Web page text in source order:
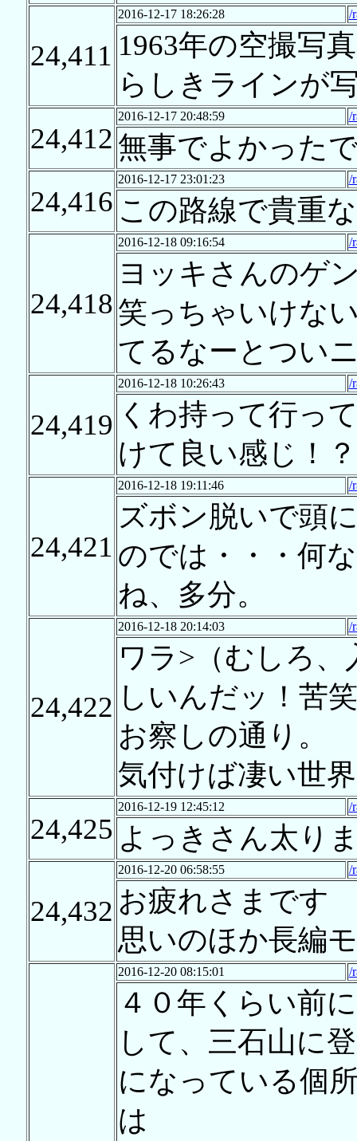
24,411
2016-12-17 18:26:28 /
1963年の空撮写
らしきラインが
24,412
2016-12-17 20:48:59 /
無事でよかった
24,416
2016-12-17 23:01:23 /
この路線で貴重
24,418
2016-12-18 09:16:54 /
ヨッキさんのゲ
笑っちゃいけな
てるなーとつい
24,419
2016-12-18 10:26:43 /
くわ持って行っ
けて良い感じ！？
24,421
2016-12-18 19:11:46 /
ズボン脱いで頭
のでは・・・何
ね、多分。
24,422
2016-12-18 20:14:03 /
ワラ>（むしろ
しいんだッ！苦
お察しの通り。
気付けば凄い世
24,425
2016-12-19 12:45:12 /
よっきさん太り
24,432
2016-12-20 06:58:55 /
お疲れさまです
思いのほか長編
2016-12-20 08:15:01 /
４０年くらい前
して、三石山に
になっている個
は